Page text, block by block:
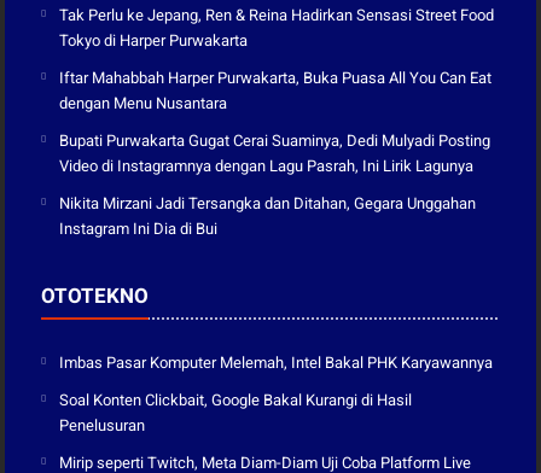
Tak Perlu ke Jepang, Ren & Reina Hadirkan Sensasi Street Food
Tokyo di Harper Purwakarta
Iftar Mahabbah Harper Purwakarta, Buka Puasa All You Can Eat
dengan Menu Nusantara
Bupati Purwakarta Gugat Cerai Suaminya, Dedi Mulyadi Posting
Video di Instagramnya dengan Lagu Pasrah, Ini Lirik Lagunya
Nikita Mirzani Jadi Tersangka dan Ditahan, Gegara Unggahan
Instagram Ini Dia di Bui
OTOTEKNO
Imbas Pasar Komputer Melemah, Intel Bakal PHK Karyawannya
Soal Konten Clickbait, Google Bakal Kurangi di Hasil
Penelusuran
Mirip seperti Twitch, Meta Diam-Diam Uji Coba Platform Live